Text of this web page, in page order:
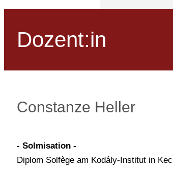
Dozent:in
Constanze Heller
- Solmisation -
Diplom Solfège am Kodály-Institut in